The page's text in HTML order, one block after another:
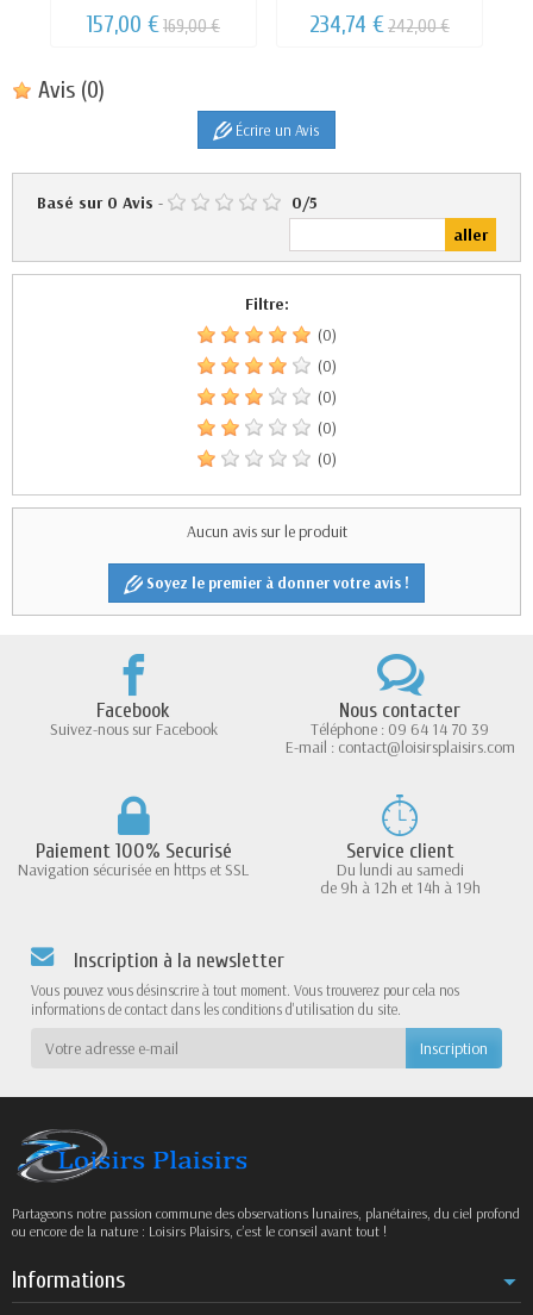
157,00 €169,00 € 234,74 €242,00 €
Avis (0)
Écrire un Avis
Basé sur 0 Avis - 0/5
Filtre:
(0)
(0)
(0)
(0)
(0)
Aucun avis sur le produit
Soyez le premier à donner votre avis !
Facebook
Suivez-nous sur Facebook
Nous contacter
Téléphone : 09 64 14 70 39
E-mail : contact@loisirsplaisirs.com
Paiement 100% Securisé
Navigation sécurisée en https et SSL
Service client
Du lundi au samedi
de 9h à 12h et 14h à 19h
Inscription à la newsletter
Vous pouvez vous désinscrire à tout moment. Vous trouverez pour cela nos
informations de contact dans les conditions d'utilisation du site.
Partageons notre passion commune des observations lunaires, planétaires, du ciel profond
ou encore de la nature : Loisirs Plaisirs, c’est le conseil avant tout !
Informations